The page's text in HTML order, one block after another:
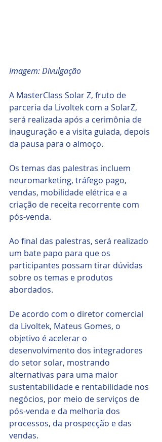
Imagem: Divulgação
A MasterClass Solar Z, fruto de
parceria da Livoltek com a SolarZ,
será realizada após a cerimônia de
inauguração e a visita guiada, depois
da pausa para o almoço.
Os temas das palestras incluem
neuromarketing, tráfego pago,
vendas, mobilidade elétrica e a
criação de receita recorrente com
pós-venda.
Ao final das palestras, será realizado
um bate papo para que os
participantes possam tirar dúvidas
sobre os temas e produtos
abordados.
De acordo com o diretor comercial
da Livoltek, Mateus Gomes, o
objetivo é acelerar o
desenvolvimento dos integradores
do setor solar, mostrando
alternativas para uma maior
sustentabilidade e rentabilidade nos
negócios, por meio de serviços de
pós-venda e da melhoria dos
processos, da prospecção e das
vendas.